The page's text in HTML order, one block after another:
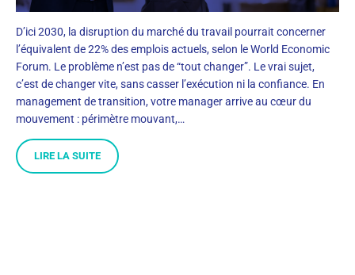
D’ici 2030, la disruption du marché du travail pourrait concerner
l’équivalent de 22% des emplois actuels, selon le World Economic
Forum. Le problème n’est pas de “tout changer”. Le vrai sujet,
c’est de changer vite, sans casser l’exécution ni la confiance. En
management de transition, votre manager arrive au cœur du
mouvement : périmètre mouvant,…
LIRE LA SUITE